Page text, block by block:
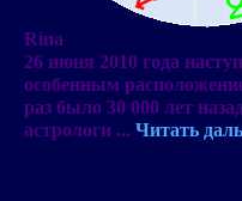
Rina
26 июня 2010 года
особенным
раз было 30 000 лет
астрологи ... Читать